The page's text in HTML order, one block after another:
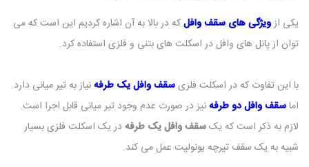
یکی ازویژگی های سقف وافلکه در بالا به آن اشاره کردیم این است که می
توان از پانل های وافل در اسکلت های بتنی و فلزی استفاده کرد.
با این تفاوت که در اسکلت فلزیسقف وافل یک طرفهنیاز به تیر میانی دارد.
اماسقف وافل دو طرفهنیز در صورت عدم وجود تیر میانی قابل اجرا است.
لازم به ذکر است که یکسقف وافل یک طرفهدر یک اسکلت فلزی بسیار
شبیه به یک سقف تیرچه یونولیت عمل می کند.